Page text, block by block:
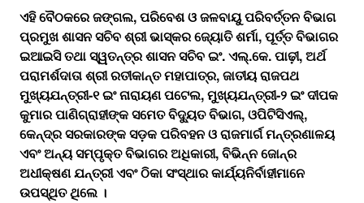
ଏହି ବୈଠକରେ ଜଙ୍ଗଲ, ପରିବେଶ ଓ ଜଳବାୟୁ ପରିବର୍ତ୍ତନ ବିଭାଗ
ପ୍ରମୁଖ ଶାସନ ସଚିବ ଶ୍ରୀ ଭାସ୍କର ଜ୍ୟୋତି ଶର୍ମା, ପୂର୍ତ୍ତ ବିଭାଗର
ଇଆଇସି ତଥା ସ୍ୱତନ୍ତ୍ର ଶାସନ ସଚିବ ଇଂ. ଏଲ୍‌.କେ. ପାଢ଼ୀ, ଅର୍ଥ
ପରାମର୍ଶଦାତା ଶ୍ରୀ ରତୀକାନ୍ତ ମହାପାତ୍ର, ଜାତୀୟ ରାଜପଥ
ମୁଖ୍ୟଯନ୍ତ୍ରୀ-୧ ଇଂ ନାରାୟଣ ପଟେଲ, ମୁଖ୍ୟଯନ୍ତ୍ରୀ-୨ ଇଂ ଦୀପକ
କୁମାର ପାଣିଗ୍ରାହୀଙ୍କ ସମେତ ବିଦୁ୍ୟତ ବିଭାଗ, ଓପିଟିସିଏଲ୍‌,
କେନ୍ଦ୍ର ସରକାରଙ୍କ ସଡ଼କ ପରିବହନ ଓ ରାଜମାର୍ଗ ମନ୍ତ୍ରଣାଳୟ
ଏବଂ ଅନ୍ୟ ସମ୍ପୃକ୍ତ ବିଭାଗର ଅଧିକାରୀ, ବିଭିନ୍ନ ଜୋନ୍‌ର
ଅଧୀକ୍ଷଣ ଯନ୍ତ୍ରୀ ଏବଂ ଠିକା ସଂସ୍ଥାର କାର୍ଯ୍ୟନିର୍ବାହୀମାନେ
ଉପସ୍ଥିତ ଥିଲେ ।